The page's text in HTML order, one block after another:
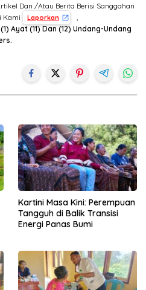
Dan /Atau Berita Berisi Sanggahan
Kami
Laporkan
Ayat (11) Dan (12) Undang-Undang
Kartini Masa Kini: Perempuan
Tangguh di Balik Transisi
Energi Panas Bumi